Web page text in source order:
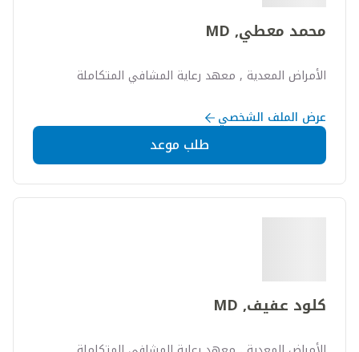
محمد معطي, MD
الأمراض المعدية , معهد رعاية المشافي المتكاملة
عرض الملف الشخصي
طلب موعد
كلود عفيف, MD